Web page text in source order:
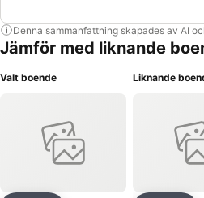
Denna sammanfattning skapades av AI
Jämför med liknande
Valt boende Liknande